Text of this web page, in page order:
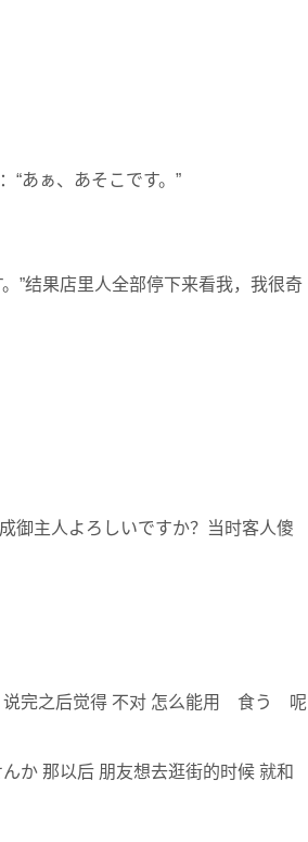
“あぁ、あそこです。”
”结果店里人全部停下来看我，我很奇
御主人よろしいですか？当时客人傻
说完之后觉得 不对 怎么能用 食う 呢
か 那以后 朋友想去逛街的时候 就和